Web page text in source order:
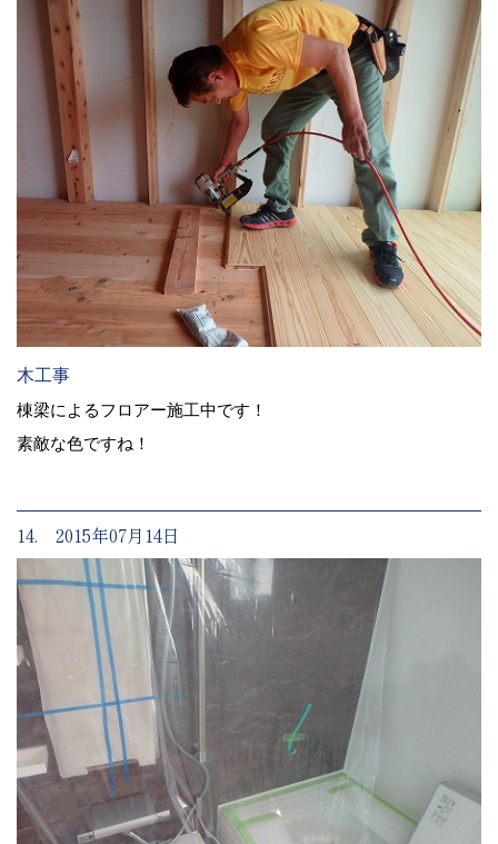
木工事
棟梁によるフロアー施工中です！
素敵な色ですね！
14. 2015年07月14日